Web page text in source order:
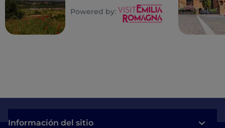
colinas de Piacenza
Powered by:
Información del sitio